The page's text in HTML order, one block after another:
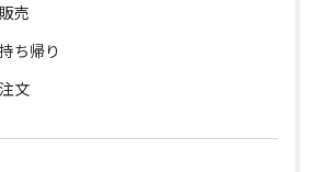
販売
持ち帰り
注文